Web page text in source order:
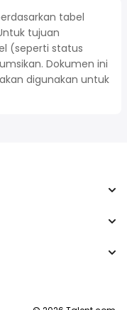
tabel
tujuan
(seperti status
Dokumen ini
digunakan untuk